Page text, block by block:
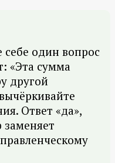
себе один вопрос
«Эта сумма
другой
Ответ «да»,
заменяет